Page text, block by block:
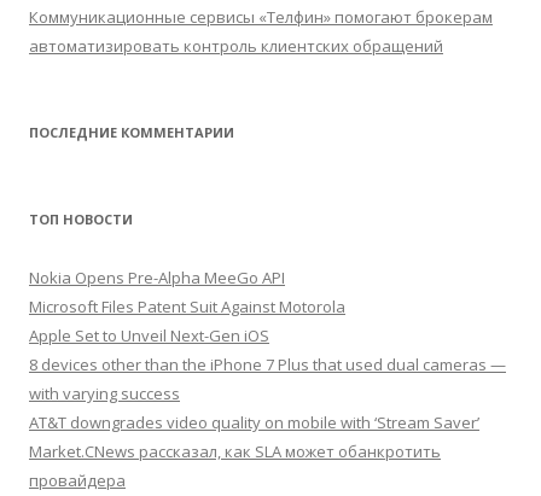
Коммуникационные сервисы «Телфин» помогают брокерам
автоматизировать контроль клиентских обращений
ПОСЛЕДНИЕ КОММЕНТАРИИ
ТОП НОВОСТИ
Nokia Opens Pre-Alpha MeeGo API
Microsoft Files Patent Suit Against Motorola
Apple Set to Unveil Next-Gen iOS
8 devices other than the iPhone 7 Plus that used dual cameras —
with varying success
AT&T downgrades video quality on mobile with ‘Stream Saver’
Market.CNews рассказал, как SLA может обанкротить
провайдера